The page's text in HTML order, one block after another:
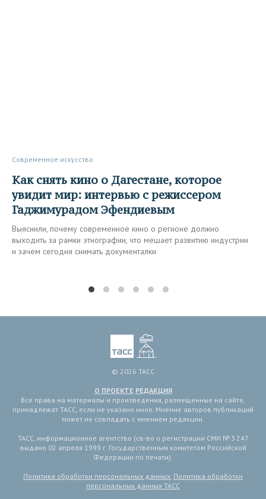
Современное искусство
Как снять кино о Дагестане, которое
увидит мир: интервью с режиссером
Гаджимурадом Эфендиевым
Выяснили, почему современное кино о регионе должно
выходить за рамки этнографии, что мешает развитию индустрии
и зачем сегодня снимать документалки
© 2026 ТАСС
О ПРОЕКТЕ РЕДАКЦИЯ
Все права на материалы и произведения, размещенные на сайте,
принадлежат ТАСС, если не указано иное. Мнение авторов публикаций
может не совпадать с мнением редакции.
ТАСС, информационное агентство (св-во о регистрации СМИ № 3 247
выдано 02 апреля 1999 г. Государственным комитетом Российской
Федерации по печати).
Политика обработки персональных данных, Политика обработки
персональных данных ТАСС